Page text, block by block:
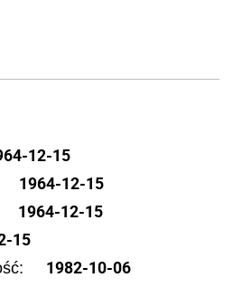
12-15
1964-12-15
1964-12-15
15
1982-10-06